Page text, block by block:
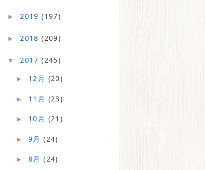
► 2019(197)
► 2018(209)
▼ 2017(245)
► 12月 (20)
► 11月 (23)
► 10月 (21)
► 9月(24)
► 8月(24)